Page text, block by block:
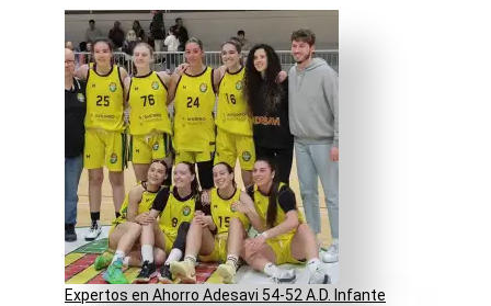
Expertos en Ahorro Adesavi 54-52 A.D. Infante